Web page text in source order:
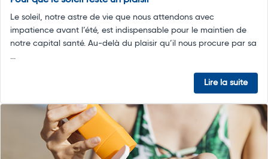
Le soleil, notre astre de vie que nous attendons avec
impatience avant l’été, est indispensable pour le maintien de
notre capital santé. Au-delà du plaisir qu’il nous procure par sa
...
Lire la suite